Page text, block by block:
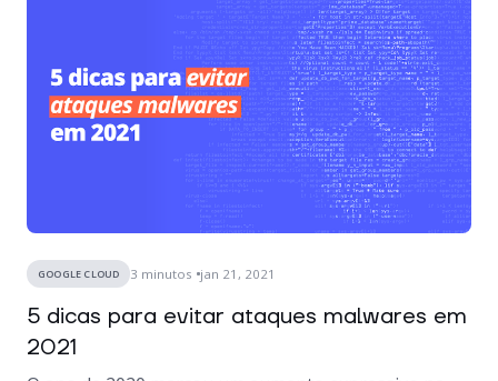
GOOGLE CLOUD 3 minutos jan 21, 2021
5 dicas para evitar ataques malwares em
2021